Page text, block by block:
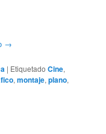
→
| Etiquetado Cine,
,montaje,plano,